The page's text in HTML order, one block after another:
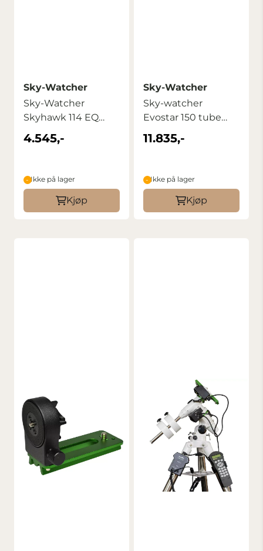
Sky-Watcher
Sky-Watcher
Skyhawk 114 EQ
F/1000 (4,5″)
4.545,-
Ikke på lager
Kjøp
Sky-Watcher
Sky-watcher
Evostar 150 tube
OTA med utstyr
11.835,-
Ikke på lager
Kjøp